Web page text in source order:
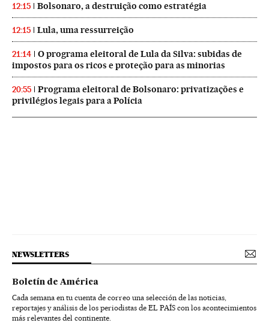
12:15 Bolsonaro, a destruição como estratégia
12:15 Lula, uma ressurreição
21:14
O programa eleitoral de Lula da Silva: subidas de
impostos para os ricos e proteção para as minorias
20:55
Programa eleitoral de Bolsonaro: privatizações e
privilégios legais para a Polícia
NEWSLETTERS
Boletín de América
Cada semana en tu cuenta de correo una selección de las noticias,
reportajes y análisis de los periodistas de EL PAÍS con los acontecimientos
más relevantes del continente.